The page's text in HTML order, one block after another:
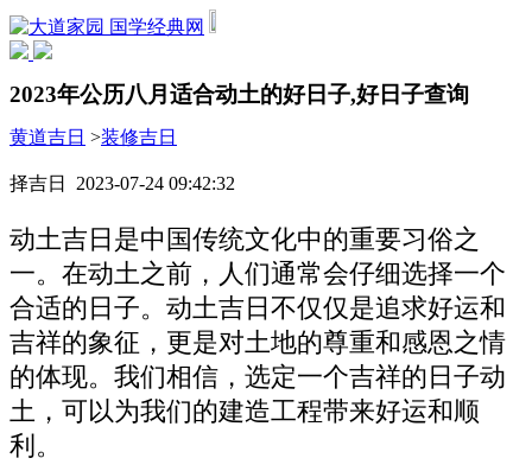
国学经典网
2023年公历八月适合动土的好日子,好日子查询
黄道吉日 >装修吉日
择吉日 2023-07-24 09:42:32
动土吉日是中国传统文化中的重要习俗之
一。在动土之前，人们通常会仔细选择一个
合适的日子。动土吉日不仅仅是追求好运和
吉祥的象征，更是对土地的尊重和感恩之情
的体现。我们相信，选定一个吉祥的日子动
土，可以为我们的建造工程带来好运和顺
利。